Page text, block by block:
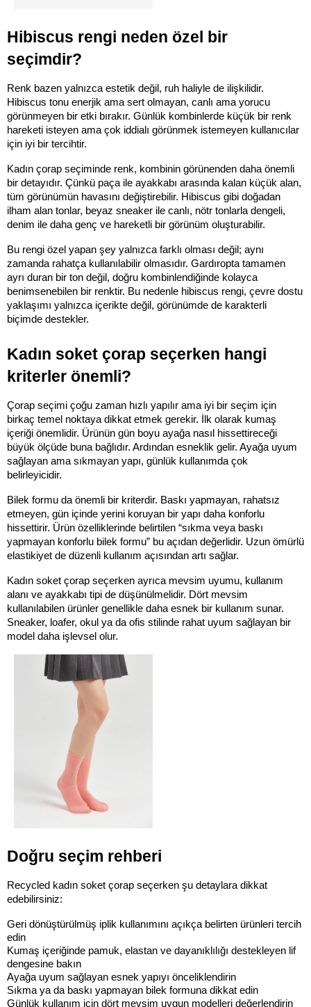
Hibiscus rengi neden özel bir
seçimdir?
Renk bazen yalnızca estetik değil, ruh haliyle de ilişkilidir.
Hibiscus tonu enerjik ama sert olmayan, canlı ama yorucu
görünmeyen bir etki bırakır. Günlük kombinlerde küçük bir renk
hareketi isteyen ama çok iddialı görünmek istemeyen kullanıcılar
için iyi bir tercihtir.
Kadın çorap seçiminde renk, kombinin görünenden daha önemli
bir detayıdır. Çünkü paça ile ayakkabı arasında kalan küçük alan,
tüm görünümün havasını değiştirebilir. Hibiscus gibi doğadan
ilham alan tonlar, beyaz sneaker ile canlı, nötr tonlarla dengeli,
denim ile daha genç ve hareketli bir görünüm oluşturabilir.
Bu rengi özel yapan şey yalnızca farklı olması değil; aynı
zamanda rahatça kullanılabilir olmasıdır. Gardıropta tamamen
ayrı duran bir ton değil, doğru kombinlendiğinde kolayca
benimsenebilen bir renktir. Bu nedenle hibiscus rengi, çevre dostu
yaklaşımı yalnızca içerikte değil, görünümde de karakterli
biçimde destekler.
Kadın soket çorap seçerken hangi
kriterler önemli?
Çorap seçimi çoğu zaman hızlı yapılır ama iyi bir seçim için
birkaç temel noktaya dikkat etmek gerekir. İlk olarak kumaş
içeriği önemlidir. Ürünün gün boyu ayağa nasıl hissettireceği
büyük ölçüde buna bağlıdır. Ardından esneklik gelir. Ayağa uyum
sağlayan ama sıkmayan yapı, günlük kullanımda çok
belirleyicidir.
Bilek formu da önemli bir kriterdir. Baskı yapmayan, rahatsız
etmeyen, gün içinde yerini koruyan bir yapı daha konforlu
hissettirir. Ürün özelliklerinde belirtilen “sıkma veya baskı
yapmayan konforlu bilek formu” bu açıdan değerlidir. Uzun ömürlü
elastikiyet de düzenli kullanım açısından artı sağlar.
Kadın soket çorap seçerken ayrıca mevsim uyumu, kullanım
alanı ve ayakkabı tipi de düşünülmelidir. Dört mevsim
kullanılabilen ürünler genellikle daha esnek bir kullanım sunar.
Sneaker, loafer, okul ya da ofis stilinde rahat uyum sağlayan bir
model daha işlevsel olur.
Doğru seçim rehberi
Recycled kadın soket çorap seçerken şu detaylara dikkat
edebilirsiniz:
Geri dönüştürülmüş iplik kullanımını açıkça belirten ürünleri tercih
edin
Kumaş içeriğinde pamuk, elastan ve dayanıklılığı destekleyen lif
dengesine bakın
Ayağa uyum sağlayan esnek yapıyı önceliklendirin
Sıkma ya da baskı yapmayan bilek formuna dikkat edin
Günlük kullanım için dört mevsim uygun modelleri değerlendirin